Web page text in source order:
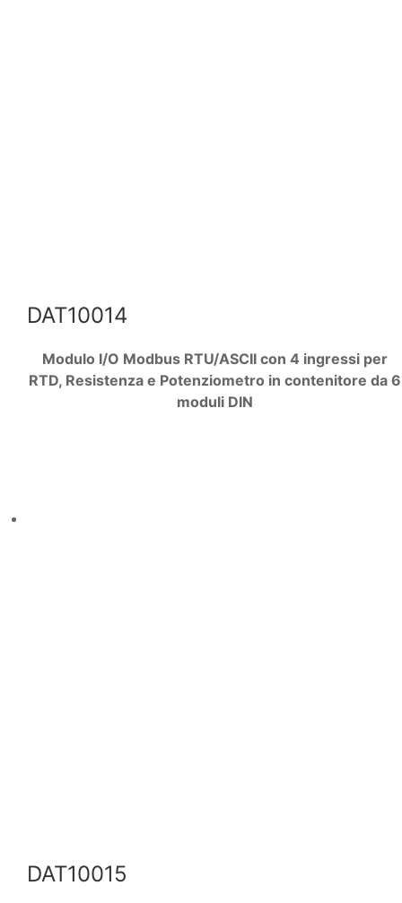
DAT10014
Modulo I/O Modbus RTU/ASCII con 4 ingressi per
RTD, Resistenza e Potenziometro in contenitore da 6
moduli DIN
DAT10015